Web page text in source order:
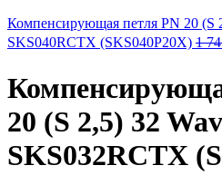
Компенсирующая петля PN 20 (S
SKS040RCTX (SKS040P20X) 1
20 (S 2,5) 32
SKS032RCTX